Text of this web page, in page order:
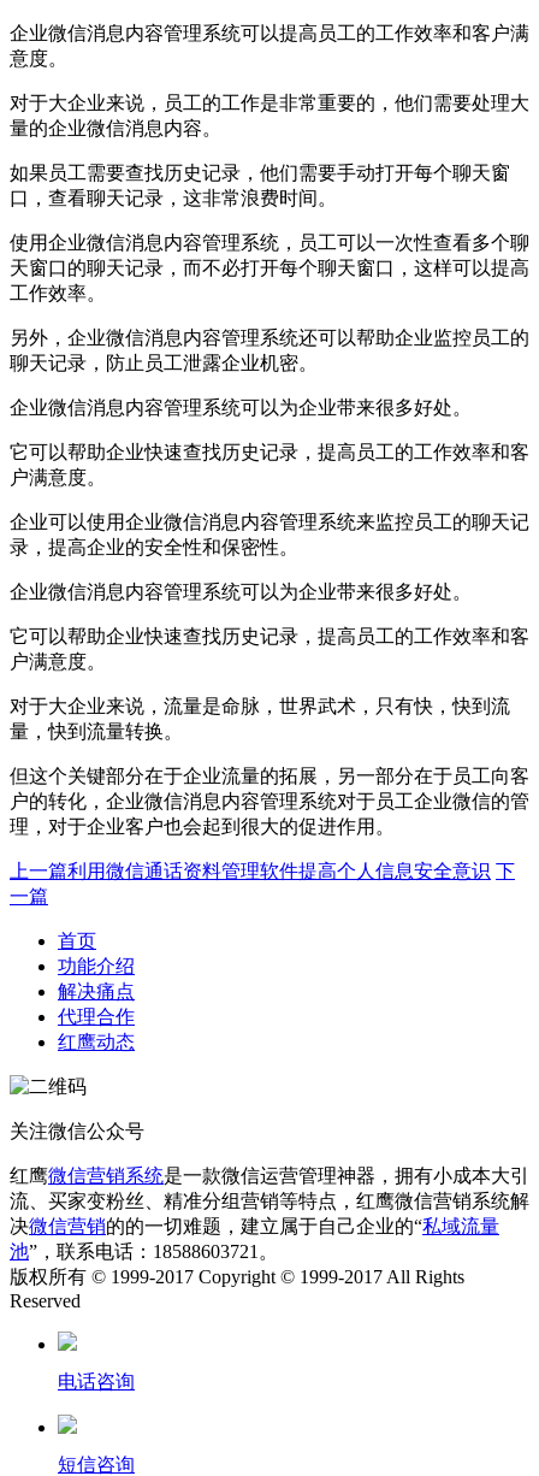
企业微信消息内容管理系统可以提高员工的工作效率和客户满
意度。
对于大企业来说，员工的工作是非常重要的，他们需要处理大
量的企业微信消息内容。
如果员工需要查找历史记录，他们需要手动打开每个聊天窗
口，查看聊天记录，这非常浪费时间。
使用企业微信消息内容管理系统，员工可以一次性查看多个聊
天窗口的聊天记录，而不必打开每个聊天窗口，这样可以提高
工作效率。
另外，企业微信消息内容管理系统还可以帮助企业监控员工的
聊天记录，防止员工泄露企业机密。
企业微信消息内容管理系统可以为企业带来很多好处。
它可以帮助企业快速查找历史记录，提高员工的工作效率和客
户满意度。
企业可以使用企业微信消息内容管理系统来监控员工的聊天记
录，提高企业的安全性和保密性。
企业微信消息内容管理系统可以为企业带来很多好处。
它可以帮助企业快速查找历史记录，提高员工的工作效率和客
户满意度。
对于大企业来说，流量是命脉，世界武术，只有快，快到流
量，快到流量转换。
但这个关键部分在于企业流量的拓展，另一部分在于员工向客
户的转化，企业微信消息内容管理系统对于员工企业微信的管
理，对于企业客户也会起到很大的促进作用。
上一篇利用微信通话资料管理软件提高个人信息安全意识 下
一篇
首页
功能介绍
解决痛点
代理合作
红鹰动态
关注微信公众号
红鹰微信营销系统是一款微信运营管理神器，拥有小成本大引
流、买家变粉丝、精准分组营销等特点，红鹰微信营销系统解
决微信营销的的一切难题，建立属于自己企业的“私域流量
池”，联系电话：18588603721。
版权所有 © 1999-2017 Copyright © 1999-2017 All Rights
Reserved
电话咨询
短信咨询